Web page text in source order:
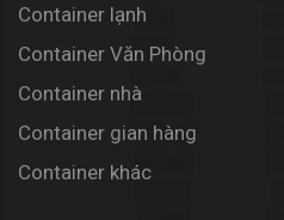
Container lạnh
Container Văn Phòng
Container nhà
Container gian hàng
Container khác